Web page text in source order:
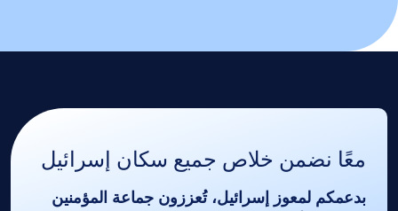
معًا نضمن خلاص جميع سكان إسرائيل
بدعمكم لمعوز إسرائيل، تُعززون جماعة المؤمنين